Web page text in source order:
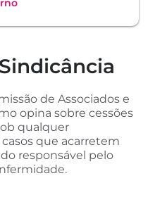
de Associados e
opina sobre cessões
qualquer
que acarretem
responsável pelo